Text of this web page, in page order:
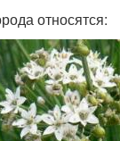
относятся: